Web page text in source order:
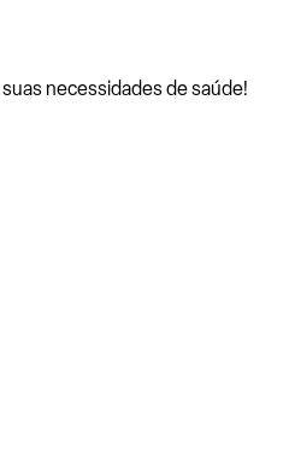
necessidades de saúde!